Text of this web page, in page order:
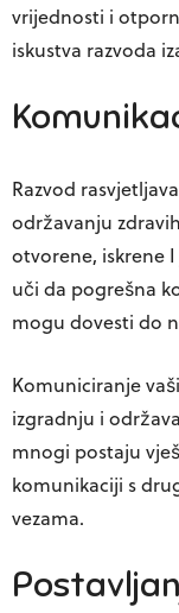
vrijednosti i
iskustva razvoda
Razvod
održavanju
otvorene, iskrene
uči da pogrešna
mogu dovesti do
Komuniciranje
izgradnju i
mnogi postaju
komunikaciji s
vezama.